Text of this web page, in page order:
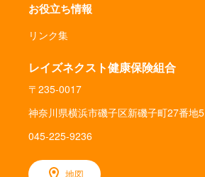
お役立ち情報
リンク集
レイズネクスト健康保険組合
〒235-0017
神奈川県横浜市磯子区新磯子町27番地5
045-225-9236
地図